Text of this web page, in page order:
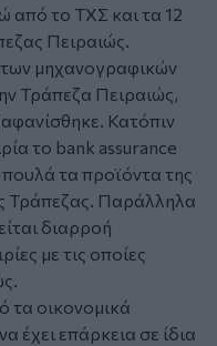
από το ΤΧΣ και τα 12
Πειραιώς.
μηχανογραφικών
Τράπεζα Πειραιώς,
Κατόπιν
το bank assurance
τα προϊόντα της
Τράπεζας. Παράλληλα
διαρροή
με τις οποίες
τα οικονομικά
έχει επάρκεια σε ίδια